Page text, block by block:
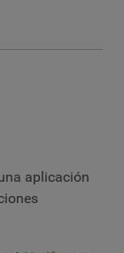
aplicación